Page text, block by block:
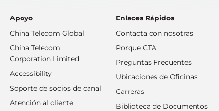
Apoyo
China Telecom Global
China Telecom
Corporation Limited
Accessibility
Soporte de socios de canal
Atención al cliente
Enlaces Rápidos
Contacta con nosotras
Porque CTA
Preguntas Frecuentes
Ubicaciones de Oficinas
Carreras
Biblioteca de Documentos